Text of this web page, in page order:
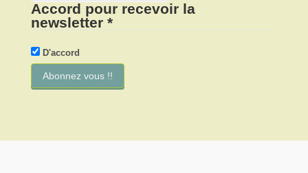
Accord pour recevoir la
newsletter *
D'accord